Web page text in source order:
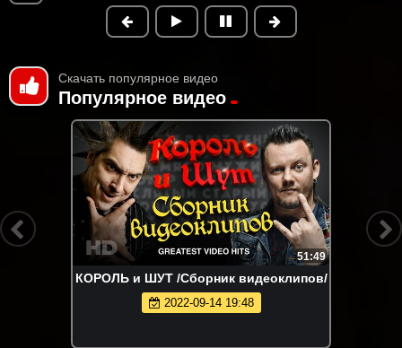
Скачать популярное видео
Популярное видео
51:49
КОРОЛЬ и ШУТ /Сборник видеоклипов/
2022-09-14 19:48